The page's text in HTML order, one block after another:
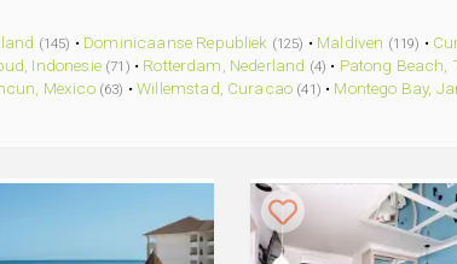
(145) • Dominicaanse Republiek (125) • Maldiven (119) •
Indonesie (71) • Rotterdam, Nederland (4) • Patong Beach,
Mexico (63) •Willemstad, Curacao (41) • Montego Bay,